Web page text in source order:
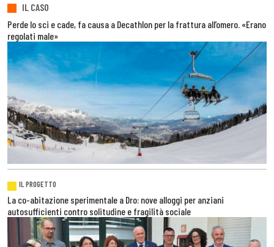
IL CASO
Perde lo sci e cade, fa causa a Decathlon per la frattura all’omero. «Erano
regolati male»
IL PROGETTO
La co-abitazione sperimentale a Dro: nove alloggi per anziani
autosufficienti contro solitudine e fragilità sociale